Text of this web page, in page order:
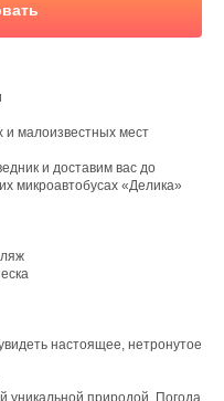
и малоизвестных мест
и доставим вас до
микроавтобусах «Делика»
настоящее, нетронутое